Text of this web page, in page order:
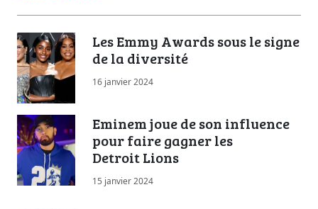
Les Emmy Awards sous le signe
de la diversité
16 janvier 2024
Eminem joue de son influence
pour faire gagner les
Detroit Lions
15 janvier 2024